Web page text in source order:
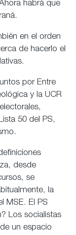
habrá que
en el orden
de hacerlo el
por Entre
y la UCR
50 del PS,
desde
se
la
MSE. El PS
Los socialistas
un espacio